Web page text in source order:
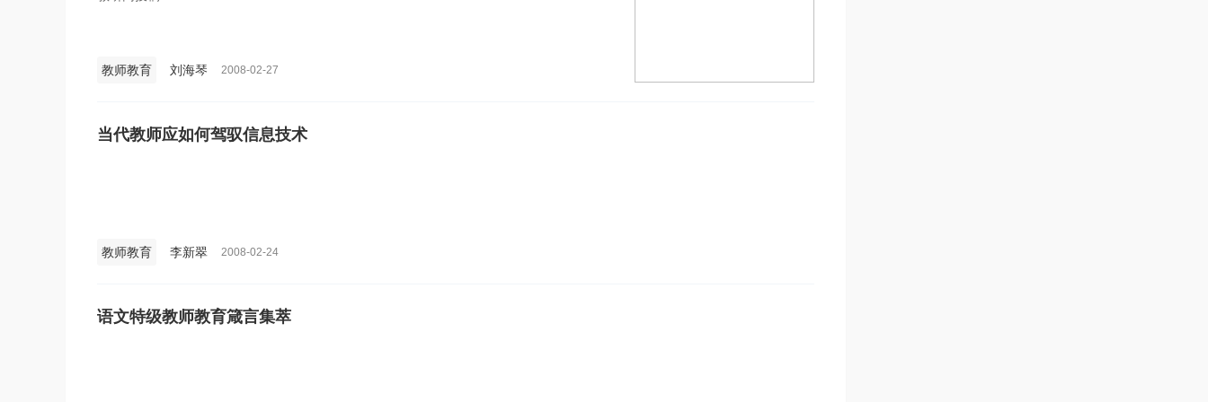
教师教育 刘海琴 2008-02-27
当代教师应如何驾驭信息技术
教师教育 李新翠 2008-02-24
语文特级教师教育箴言集萃